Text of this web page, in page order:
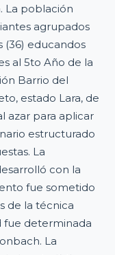
La población
agrupados
(36) educandos
al 5to Año de la
Barrio del
estado Lara, de
azar para aplicar
estructurado
La
con la
fue sometido
de la técnica
fue determinada
La